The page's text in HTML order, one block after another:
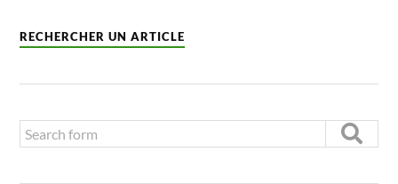
RECHERCHER UN ARTICLE